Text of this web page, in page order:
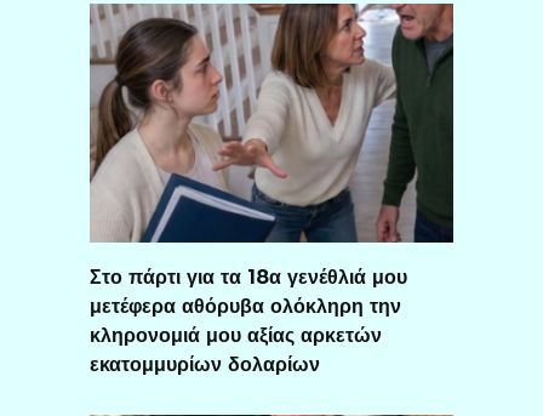
Στο πάρτι για τα 18α γενέθλιά μου
μετέφερα αθόρυβα ολόκληρη την
κληρονομιά μου αξίας αρκετών
εκατομμυρίων δολαρίων